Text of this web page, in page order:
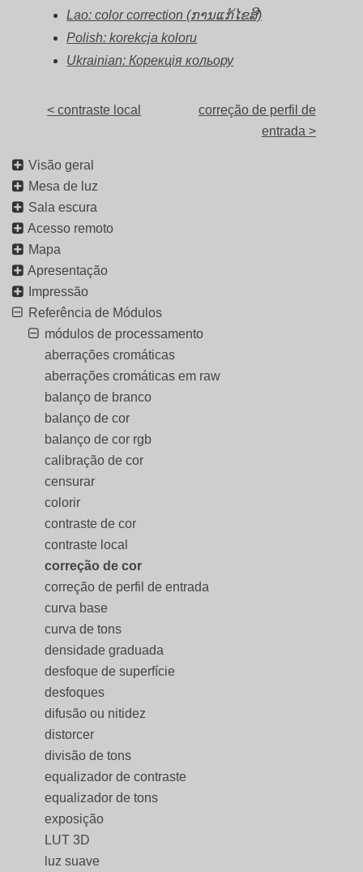
Lao: color correction (ການແກ້ໄຂສີ)
Polish: korekcja koloru
Ukrainian: Корекція кольору
< contraste local
correção de perfil de
entrada >
Visão geral
Mesa de luz
Sala escura
Acesso remoto
Mapa
Apresentação
Impressão
Referência de Módulos
módulos de processamento
aberrações cromáticas
aberrações cromáticas em raw
balanço de branco
balanço de cor
balanço de cor rgb
calibração de cor
censurar
colorir
contraste de cor
contraste local
correção de cor
correção de perfil de entrada
curva base
curva de tons
densidade graduada
desfoque de superfície
desfoques
difusão ou nitidez
distorcer
divisão de tons
equalizador de contraste
equalizador de tons
exposição
LUT 3D
luz suave